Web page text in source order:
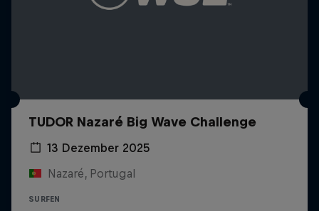
TUDOR Nazaré Big Wave Challenge
13 Dezember 2025
Nazaré, Portugal
SURFEN